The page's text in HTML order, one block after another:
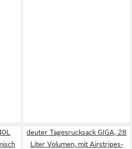
deuter Tagesrucksack GIGA, 28
Liter Volumen, mit Airstripes-